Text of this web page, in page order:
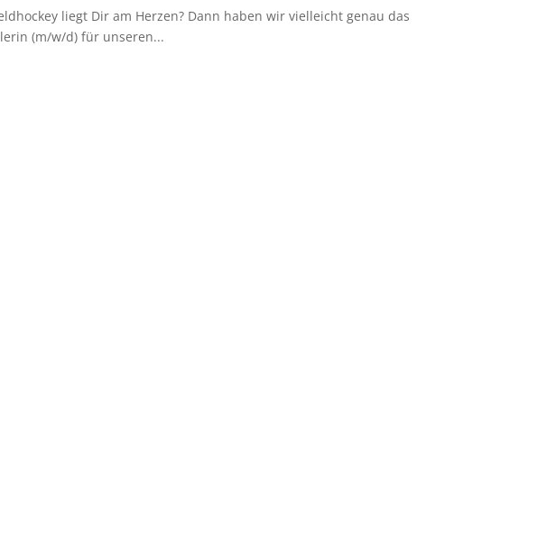
liegt Dir am Herzen? Dann haben wir vielleicht genau das
(m/w/d) für unseren...